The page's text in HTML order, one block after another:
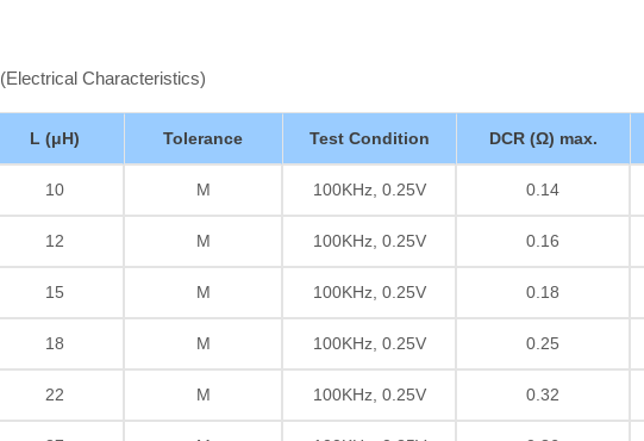
(Electrical Characteristics)
L (μH) Tolerance Test Condition DCR (Ω) max.
10 M 100KHz, 0.25V 0.14
12 M 100KHz, 0.25V 0.16
15 M 100KHz, 0.25V 0.18
18 M 100KHz, 0.25V 0.25
22 M 100KHz, 0.25V 0.32